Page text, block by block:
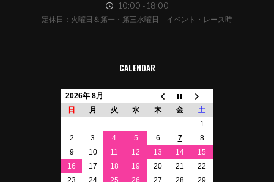
10:00 - 18:00
定休日：火曜日＆第一・第三水曜日 イベント・レース時
CALENDAR
2026年 8月
日
月 火 水 木 金
土
1
2
3 4 5 6 7
8
9
10 11 12 13 14
15
16
17 18 19 20 21
22
23
24 25 26 27 28 29